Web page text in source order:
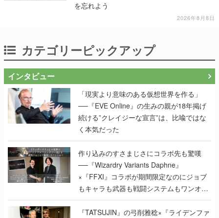
を忘れよう
2026年8月8日
カテゴリーピックアップ
インタビュー
「現実より意味のある仮想世界を作る」
──『EVE Online』の生みの親が18年掲げ
続ける”クレイジーな宣言”は、比喩ではな
く本気だった
作り込みのすさまじさにコラボ先も驚嘆
──『Wizardry Variants Daphne』
×『FFXI』コラボが期間限定なのにジョブ
もキャラも武器も戦闘システムもワンオフ
で作り込まれた理由を両ディレクターに聞
く
『TATSUJIN』の弓削雅稔×『ライデンファ